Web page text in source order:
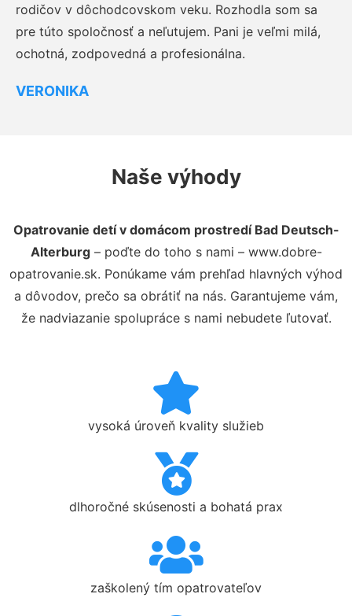
rodičov v dôchodcovskom veku. Rozhodla som sa
pre túto spoločnosť a neľutujem. Pani je veľmi milá,
ochotná, zodpovedná a profesionálna.
VERONIKA
Naše výhody
Opatrovanie detí v domácom prostredí Bad Deutsch-
Alterburg– poďte do toho s nami – www.dobre-
opatrovanie.sk. Ponúkame vám prehľad hlavných výhod
a dôvodov, prečo sa obrátiť na nás. Garantujeme vám,
že nadviazanie spolupráce s nami nebudete ľutovať.
vysoká úroveň kvality služieb
dlhoročné skúsenosti a bohatá prax
zaškolený tím opatrovateľov